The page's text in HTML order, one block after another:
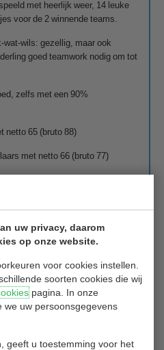
uw privacy, daarom
op onze website.
voor cookies instellen.
soorten cookies die wij
pagina. In onze
we uw persoonsgegevens
geeft u toestemming voor het
met heerlijk weer, 14 leuke
voor de 2 winnende teams.
wat-wils: gezellig, maar ook
goed teamwork nodig om tot
zelfs met een 90%
netto 65 (bruto 88)
met netto 66 (bruto 77)
bruto, netto 70: ook knap..